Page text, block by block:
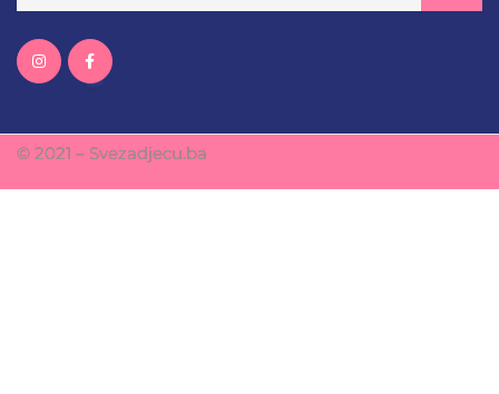
© 2021 – Svezadjecu.ba